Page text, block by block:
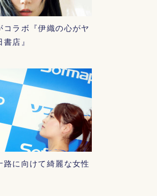
コラボ『伊織の心がヤ
店』
路に向けて綺麗な女性